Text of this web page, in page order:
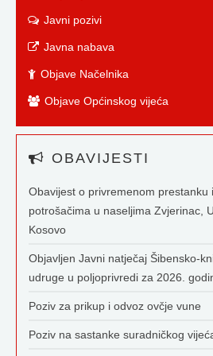
Javni pozivi
Javna nabava
Objave Načelnika
Objave Općinskog vijeća
OBAVIJESTI
Obavijest o privremenom prestanku
potrošačima u naseljima Zvjerinac,
Kosovo
Objavljen Javni natječaj Šibensko-
udruge u poljoprivredi za 2026.
Poziv za prikup i odvoz ovčje vune
Poziv na sastanke suradničkog